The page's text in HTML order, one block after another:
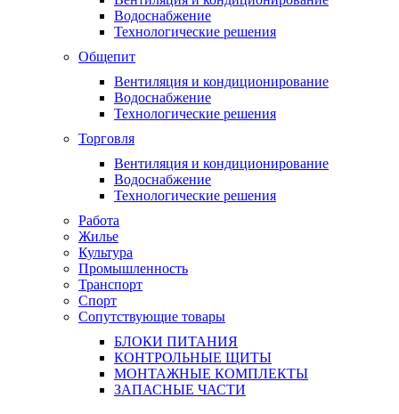
Водоснабжение
Технологические решения
Общепит
Вентиляция и кондиционирование
Водоснабжение
Технологические решения
Торговля
Вентиляция и кондиционирование
Водоснабжение
Технологические решения
Работа
Жилье
Культура
Промышленность
Транспорт
Спорт
Сопутствующие товары
БЛОКИ ПИТАНИЯ
КОНТРОЛЬНЫЕ ЩИТЫ
МОНТАЖНЫЕ КОМПЛЕКТЫ
ЗАПАСНЫЕ ЧАСТИ